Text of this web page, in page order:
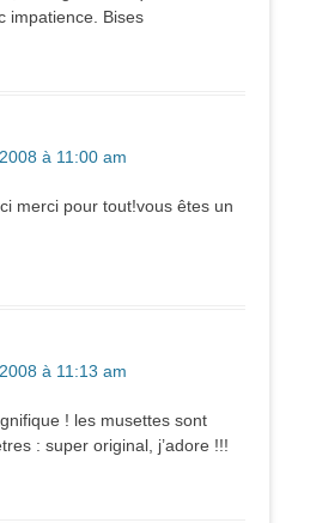
impatience. Bises
à 11:00 am
merci pour tout!vous êtes un
à 11:13 am
! les musettes sont
: super original, j’adore !!!